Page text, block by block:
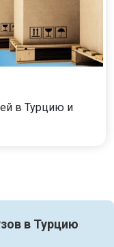
в Турцию и
в Турцию